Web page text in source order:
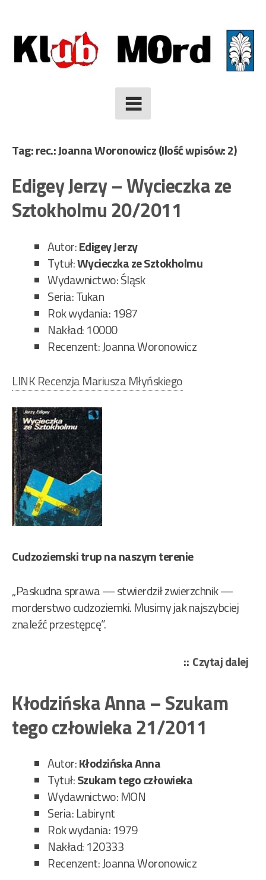
to
content
Tag: rec.: Joanna Woronowicz(Ilość wpisów: 2)
Edigey Jerzy – Wycieczka ze
Sztokholmu 20/2011
Autor:Edigey Jerzy
Tytuł:Wycieczka ze Sztokholmu
Wydawnictwo: Śląsk
Seria: Tukan
Rok wydania: 1987
Nakład: 10000
Recenzent: Joanna Woronowicz
LINK Recenzja Mariusza Młyńskiego
Cudzoziemski trup na naszym terenie
„Paskudna sprawa — stwierdził zwierzchnik —
morderstwo cudzoziemki. Musimy jak najszybciej
znaleźć przestępcę”.
Czytaj dalej
Kłodzińska Anna – Szukam
tego człowieka 21/2011
Autor:Kłodzińska Anna
Tytuł:Szukam tego człowieka
Wydawnictwo: MON
Seria: Labirynt
Rok wydania: 1979
Nakład: 120333
Recenzent: Joanna Woronowicz